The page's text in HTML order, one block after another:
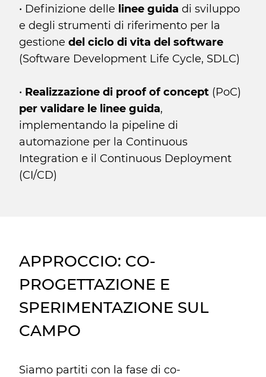
• Definizione delle linee guida di sviluppo
e degli strumenti di riferimento per la
gestione del ciclo di vita del software
(Software Development Life Cycle, SDLC)
• Realizzazione di proof of concept (PoC)
per validare le linee guida,
implementando la pipeline di
automazione per la Continuous
Integration e il Continuous Deployment
(CI/CD)
APPROCCIO: CO-
PROGETTAZIONE E
SPERIMENTAZIONE SUL
CAMPO
Siamo partiti con la fase di co-